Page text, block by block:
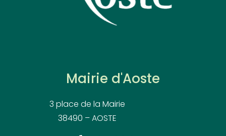
Mairie d'Aoste
3 place de la Mairie
38490 – AOSTE